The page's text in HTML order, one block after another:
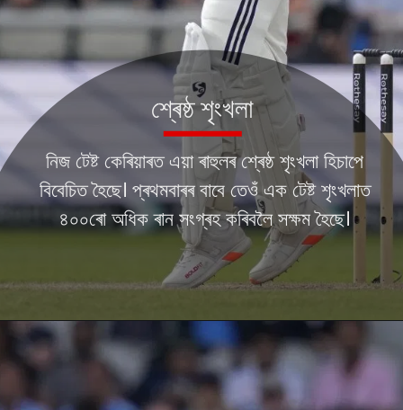
নিজ টেষ্ট কেৰিয়াৰত এয়া ৰাহুলৰ শ্ৰেষ্ঠ শৃংখলা হিচাপে
বিবেচিত হৈছে। প্ৰথমবাৰৰ বাবে তেওঁ এক টেষ্ট শৃংখলাত
৪০০ৰো অধিক ৰান সংগ্ৰহ কৰিবলৈ সক্ষম হৈছে।
শ্ৰেষ্ঠ শৃংখলা